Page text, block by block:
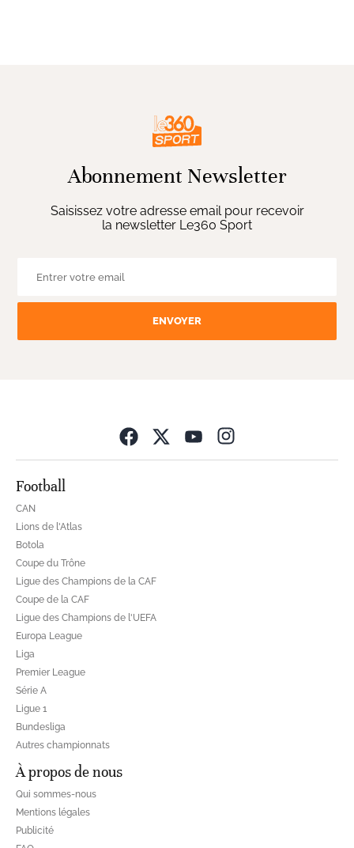
Abonnement Newsletter
Saisissez votre adresse email pour recevoir
la newsletter Le360 Sport
ENVOYER
Football
CAN
Lions de l'Atlas
Botola
Coupe du Trône
Ligue des Champions de la CAF
Coupe de la CAF
Ligue des Champions de l'UEFA
Europa League
Liga
Premier League
Série A
Ligue 1
Bundesliga
Autres championnats
À propos de nous
Qui sommes-nous
Mentions légales
Publicité